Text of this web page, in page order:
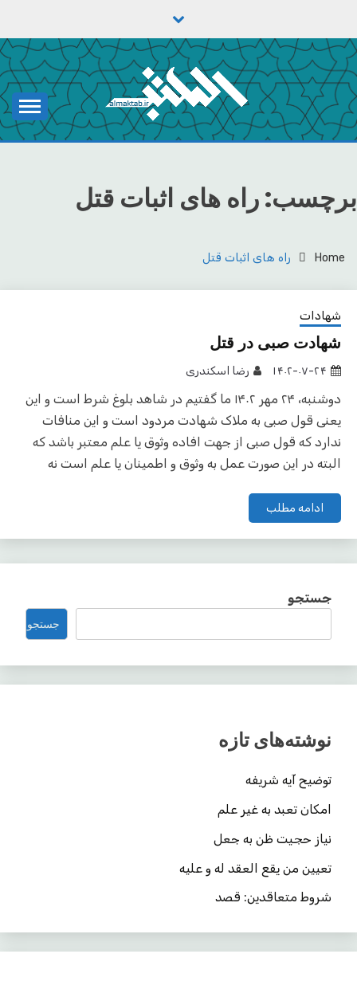
content
مکتب
یادداشت‌های رضا اسکندری
برچسب:راه های اثبات قتل
Home راه های اثبات قتل
شهادات
شهادت صبی در قتل
۱۴۰۲-۰۷-۲۴ رضا اسکندری
دوشنبه، ۲۴ مهر ۱۴۰۲ ما گفتیم در شاهد بلوغ شرط است و این
یعنی قول صبی به ملاک شهادت مردود است و این منافات
ندارد که قول صبی از جهت افاده وثوق یا علم معتبر باشد که
البته در این صورت عمل به وثوق و اطمینان یا علم است نه
ادامه مطلب
جستجو
جستجو
نوشته‌های تازه
توضیح آیه شریفه
امکان تعبد به غیر علم
نیاز حجیت ظن به جعل
تعیین من یقع العقد له و علیه
شروط متعاقدین: قصد